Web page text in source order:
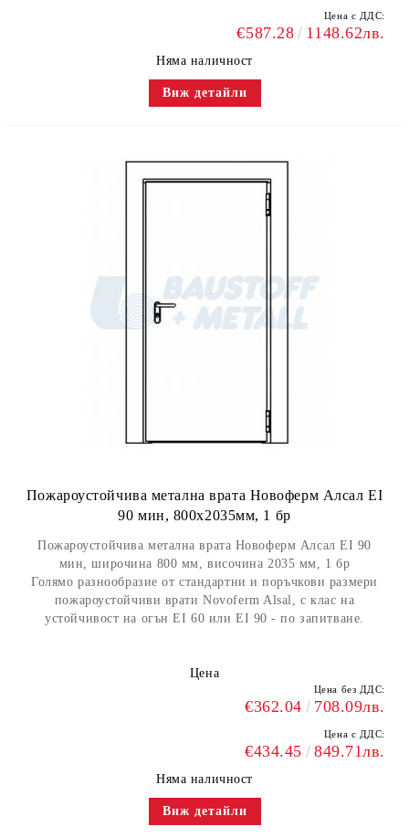
Цена с ДДС:
€587.28 1148.62лв.
Няма наличност
Виж детайли
Пожароустойчива метална врата Новоферм Алсал EI
90 мин, 800x2035мм, 1 бр
Пожароустойчива метална врата Новоферм Алсал EI 90
мин, широчина 800 мм, височина 2035 мм, 1 бр
Голямо разнообразие от стандартни и поръчкови размери
пожароустойчиви врати Novoferm Alsal, с клас на
устойчивост на огън EI 60 или EI 90 - по запитване.
Цена
Цена без ДДС:
€362.04 708.09лв.
Цена с ДДС:
€434.45 849.71лв.
Няма наличност
Виж детайли